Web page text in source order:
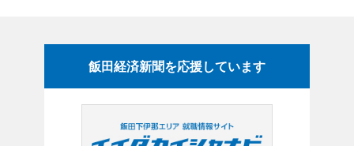
飯田経済新聞を応援しています